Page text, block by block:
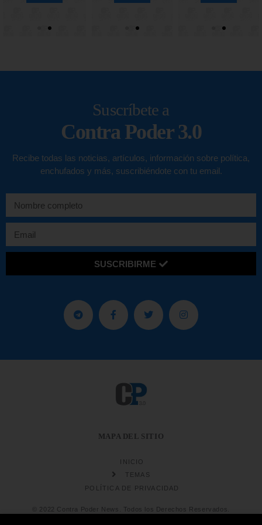
Suscríbete a
Contra Poder 3.0
Recibe todas las noticias, artículos, información sobre política,
enchufados y más, suscribiéndote con tu email.
SUSCRIBIRME
MAPA DEL SITIO
INICIO
TEMAS
POLÍTICA DE PRIVACIDAD
© 2022 Contra Poder News. Todos los Derechos Reservados.